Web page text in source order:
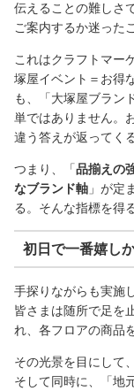
伝えることの難しさ
ご案内するか迷った
これはクラフトマー
塚屋イベント＝お得
も、「大塚屋ブラン
単ではありません。
違う答えが返ってく
つまり、「品揃えの
なブランド軸 」が定
る。そんな指標を得
初日で一番嬉し
手探りながらも実施
皆さまは随所で足を
れ、各フロアの商品
その光景を目にして
そして同時に、「地